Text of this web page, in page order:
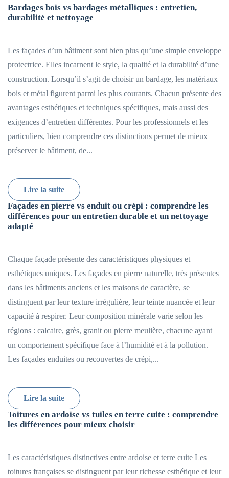
Bardages bois vs bardages métalliques : entretien,
durabilité et nettoyage
Les façades d’un bâtiment sont bien plus qu’une simple enveloppe
protectrice. Elles incarnent le style, la qualité et la durabilité d’une
construction. Lorsqu’il s’agit de choisir un bardage, les matériaux
bois et métal figurent parmi les plus courants. Chacun présente des
avantages esthétiques et techniques spécifiques, mais aussi des
exigences d’entretien différentes. Pour les professionnels et les
particuliers, bien comprendre ces distinctions permet de mieux
préserver le bâtiment, de...
Lire la suite
Façades en pierre vs enduit ou crépi : comprendre les
différences pour un entretien durable et un nettoyage
adapté
Chaque façade présente des caractéristiques physiques et
esthétiques uniques. Les façades en pierre naturelle, très présentes
dans les bâtiments anciens et les maisons de caractère, se
distinguent par leur texture irrégulière, leur teinte nuancée et leur
capacité à respirer. Leur composition minérale varie selon les
régions : calcaire, grès, granit ou pierre meulière, chacune ayant
un comportement spécifique face à l’humidité et à la pollution.
Les façades enduites ou recouvertes de crépi,...
Lire la suite
Toitures en ardoise vs tuiles en terre cuite : comprendre
les différences pour mieux choisir
Les caractéristiques distinctives entre ardoise et terre cuite Les
toitures françaises se distinguent par leur richesse esthétique et leur